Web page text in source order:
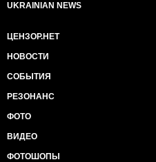
UKRAINIAN NEWS
ЦЕНЗОР.НЕТ
НОВОСТИ
СОБЫТИЯ
РЕЗОНАНС
ФОТО
ВИДЕО
ФОТОШОПЫ